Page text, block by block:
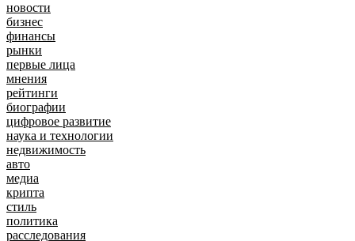
новости
бизнес
финансы
рынки
первые лица
мнения
рейтинги
биографии
цифровое развитие
наука и технологии
недвижимость
авто
медиа
крипта
стиль
политика
расследования